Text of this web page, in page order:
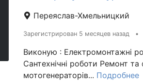
Переяслав-Хмельницкий
Зарегистрирован 5 месяцев назад •
Виконую : Електромонтажні
Сантехнічні роботи Ремонт та
мотогенераторів... Подробнее